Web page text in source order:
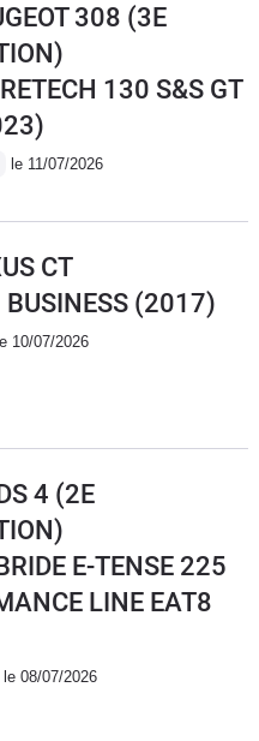
308 (3E
130 S&S GT
le 11/07/2026
CT
(2017)
10/07/2026
4 (2E
E-TENSE 225
LINE EAT8
le 08/07/2026